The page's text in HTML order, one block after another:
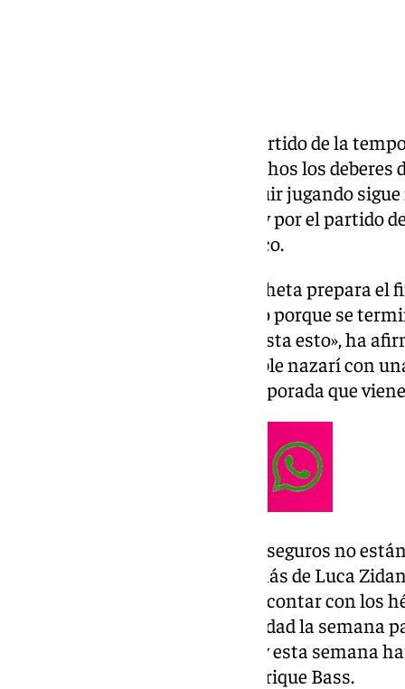
El Granada afronta el último partido de la
con la tranquilidad de tener hechos los deberes
sí, la alegría de Pacheta por seguir jugando
que viene, pero también lo estoy por el partido
llega», afirmó el míster rojiblanco.
Con el verano a las puertas, Pacheta prepara
día, incluso con algo de disgusto porque se
acabe la temporada, a mí me gusta esto», ha
cerrar la sesión ante el respetable nazarí con
y a partir de ahí preparar la temporada que
En una convocatoria en la que «seguros no
(Diaby) y Pedro (Alemañ)», además de Luca
Argelia, Pacheta podría volver a contar con los
Juvenil. Ya tuvieron la oportunidad la semana
Mario Gambín como Bourama y esta semana
equipo Puma, Maza, Dylan y Enrique Bass.